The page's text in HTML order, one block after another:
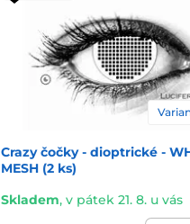
Crazy čočky - dioptrické -
MESH (2 ks)
Skladem, v pátek 21. 8. u vás